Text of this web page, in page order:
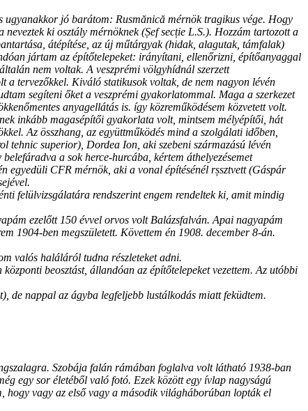
ugyanakkor jó barátom: Rusmănică mérnök tragikus vége. Hogy
ki osztály mérnöknek (Șef secție L.S.). Hozzám tartozott a
átépítése, az új műtárgyak (hidak, alagutak, támfalak)
jártam az építőtelepeket: irányítani, ellenőrizni, építőanyaggal
nem voltak. A veszprémi völgyhídnál szerzett
tervezőkkel. Kiváló statikusok voltak, de nem nagyon lévén
segíteni őket a veszprémi gyakorlatommal. Maga a szerkezet
anyagellátás is. így közreműködésem közvetett volt.
inkább magasépítői gyakorlata volt, mintsem mélyépítői, hát
Az összhang, az együttműködés mind a szolgálati időben,
tehnic superior), Dordea Ion, aki szebeni származású lévén
a sok herce-hurcába, kértem áthelyezésemet
egyedüli CFR mérnök, aki a vonal építésénél rșsztvett (Gáspár
felülvizsgálatára rendszerint engem rendeltek ki, amit mindig
ezelőtt 150 évvel orvos volt Balázsfalván. Apai nagyapám
1904-ben megszületett. Követtem én 1908. december 8-án.
valós haláláról tudna részleteket adni.
beosztást, állandóan az építőtelepeket vezettem. Az utóbbi
de nappal az ágyba legfeljebb lustálkodás miatt feküdtem.
Szobája falán rámában foglalva volt látható 1938-ban
egy sor életéből való fotó. Ezek között egy ívlap nagyságú
vagy az első vagy a második világháborúban lopták el